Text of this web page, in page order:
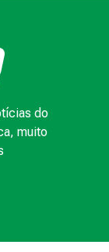
do
muito